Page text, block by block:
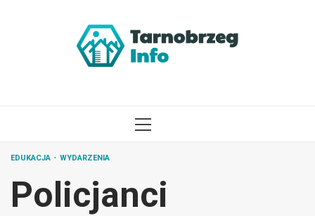
MENU
EDUKACJA WYDARZENIA
Policjanci